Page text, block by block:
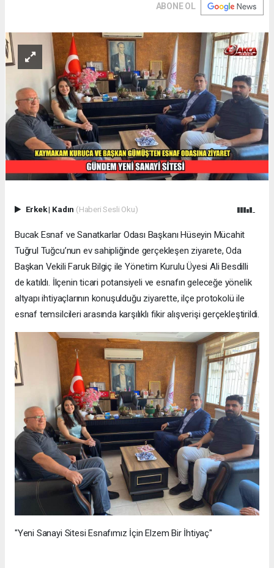
ABONE OL
Erkek| Kadın (Haberi Sesli Oku)
Bucak Esnaf ve Sanatkarlar Odası Başkanı Hüseyin Mücahit
Tuğrul Tuğcu’nun ev sahipliğinde gerçekleşen ziyarete, Oda
Başkan Vekili Faruk Bilgiç ile Yönetim Kurulu Üyesi Ali Besdilli
de katıldı. İlçenin ticari potansiyeli ve esnafın geleceğe yönelik
altyapı ihtiyaçlarının konuşulduğu ziyarette, ilçe protokolü ile
esnaf temsilcileri arasında karşılıklı fikir alışverişi gerçekleştirildi.
"Yeni Sanayi Sitesi Esnafımız İçin Elzem Bir İhtiyaç"